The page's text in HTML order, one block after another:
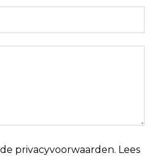
privacyvoorwaarden. Lees